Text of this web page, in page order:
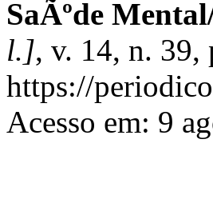
SaÃºde
l.], v. 14, n. 39,
https://
Acesso em: 9